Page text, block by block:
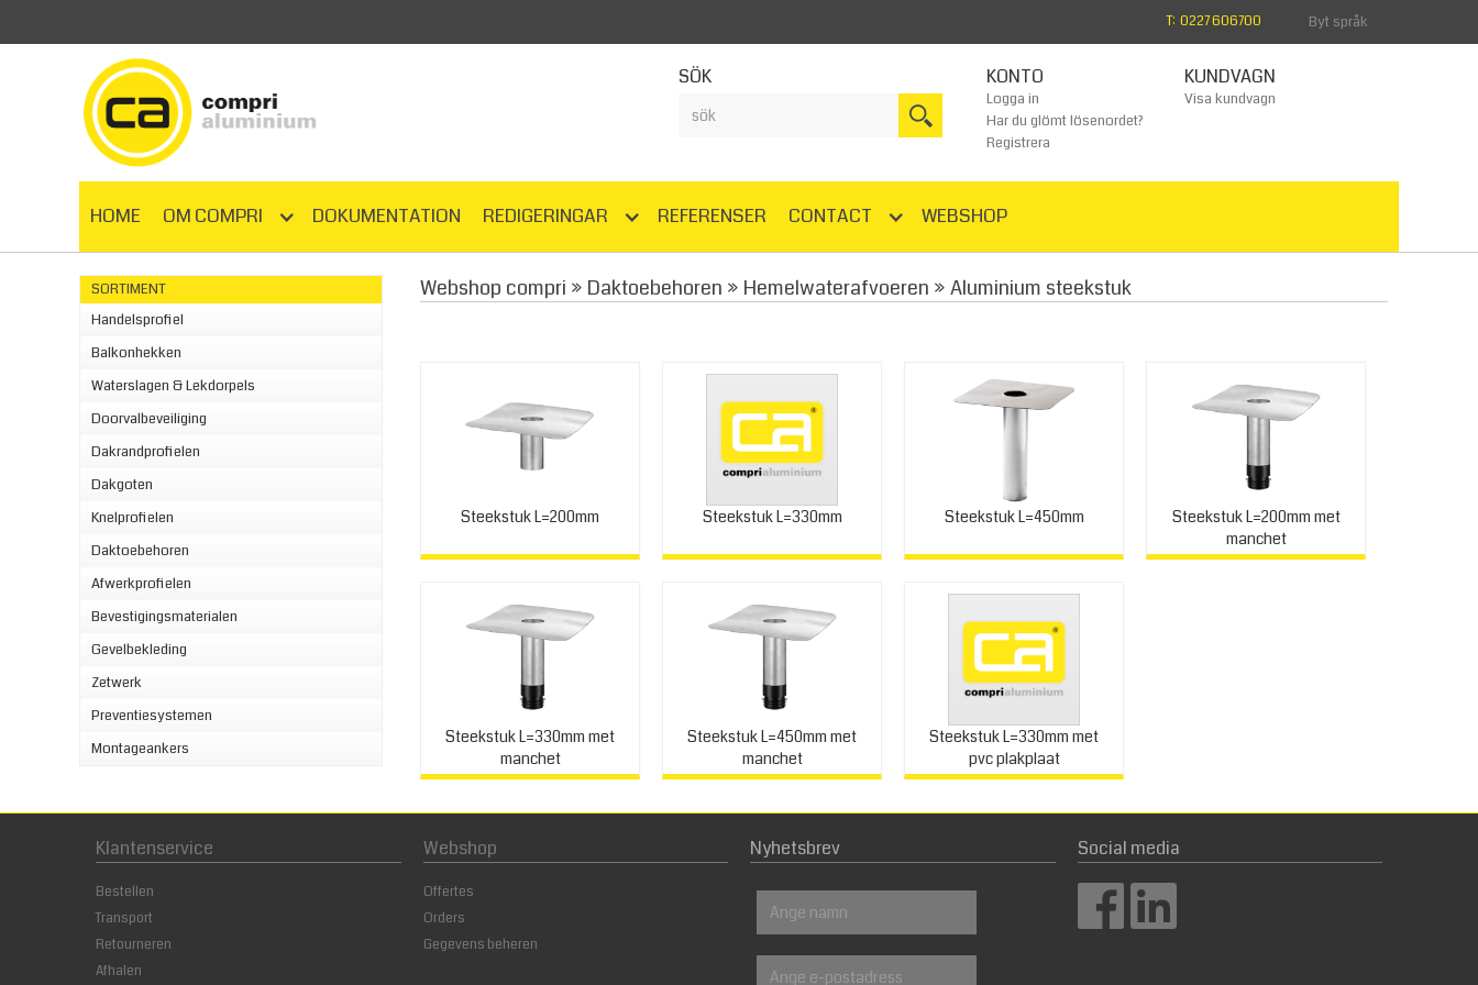
Byt språk
T: 0227 606700
KONTO
Logga in
Har du glömt lösenordet?
Registrera
KUNDVAGN
Visa kundvagn
SÖK
HOME OM COMPRI DOKUMENTATION REDIGERINGAR REFERENSER CONTACT WEBSHOP
SORTIMENT
Handelsprofiel
Balkonhekken
Waterslagen & Lekdorpels
Doorvalbeveiliging
Dakrandprofielen
Dakgoten
Knelprofielen
Daktoebehoren
Afwerkprofielen
Bevestigingsmaterialen
Gevelbekleding
Zetwerk
Preventiesystemen
Montageankers
Webshop compri » Daktoebehoren » Hemelwaterafvoeren »Aluminium steekstuk
Steekstuk L=200mm Steekstuk L=330mm Steekstuk L=450mm
Steekstuk L=200mm met
manchet
Steekstuk L=330mm met
manchet
Steekstuk L=450mm met
manchet
Steekstuk L=330mm met
pvc plakplaat
Klantenservice
Bestellen
Transport
Retourneren
Afhalen
Webshop
Offertes
Orders
Gegevens beheren
Nyhetsbrev Social media